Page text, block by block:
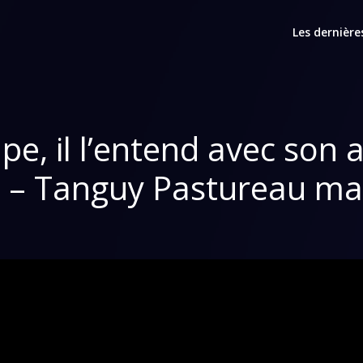
Les
il l’entend avec son
Tanguy Pastureau